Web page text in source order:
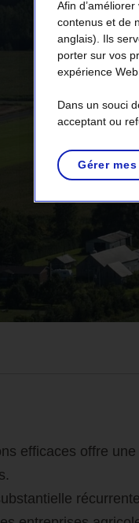
efficaces offre
Afin
contenus et de
anglais). Ils
porter sur vos
expérience
Dans un souci
acceptant ou
Gérer